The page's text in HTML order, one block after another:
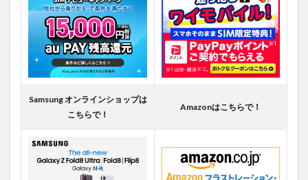
Samsung オンラインショップは
こちらで！
Amazonはこちらで！